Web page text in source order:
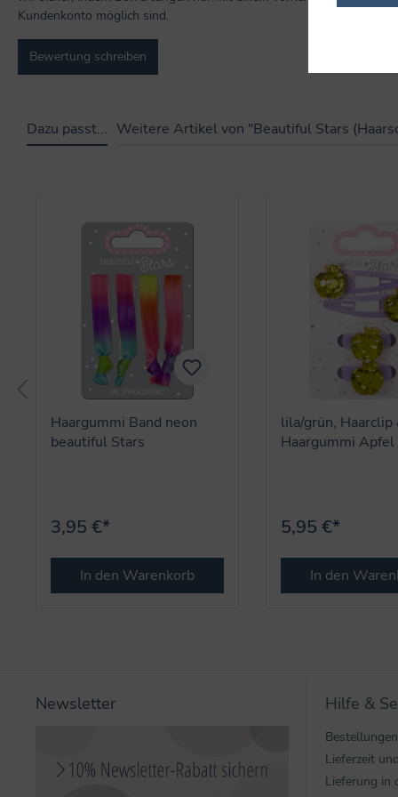
Kundenkonto möglich sind.
Bewertung schreiben
Dazu passt... Weitere Artikel von "Beautiful Stars
Haargummi Band neon
beautiful Stars
3,95 €*
In den Warenkorb
lila/grün, Haarclip
Haargummi Apfel
5,95 €*
In den
Newsletter Hilfe &
Bestellungen
Lieferzeit
Lieferung in